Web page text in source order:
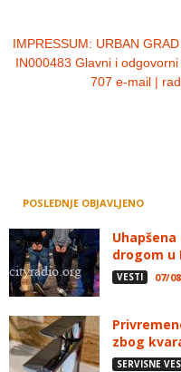
IMPRESSUM: URBAN
IN000483 Glavni i
707 e-mail |
POSLEDNJE OBJAVLJENO
drogom u
VESTI 07/
zbog
SERVISNE